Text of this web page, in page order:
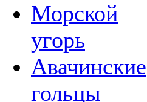
Морской
угорь
Авачинские
гольцы